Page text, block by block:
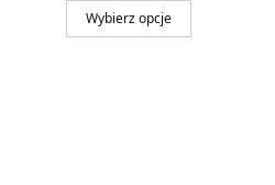
Wybierz opcje